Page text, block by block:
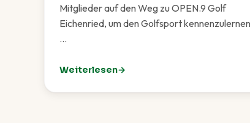
Mitglieder auf den Weg zu OPEN.9 Golf
Eichenried, um den Golfsport
…
Weiterlesen
: Golf-Schnupperkurs: TCI zu Gast bei